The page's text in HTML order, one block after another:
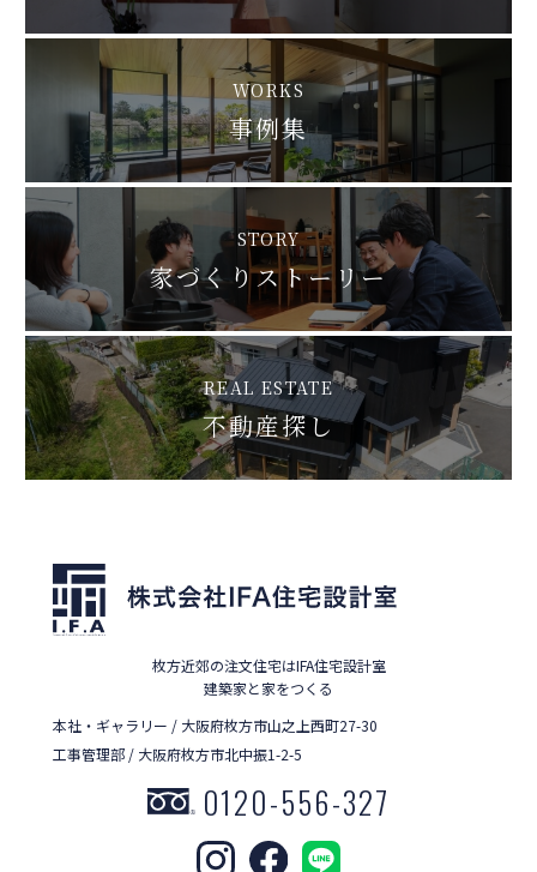
WORKS
事例集
STORY
家づくりストーリー
REAL ESTATE
不動産探し
枚方近郊の注文住宅はIFA住宅設計室
建築家と家をつくる
本社・ギャラリー / 大阪府枚方市山之上西町27-30
工事管理部 / 大阪府枚方市北中振1-2-5
0120-556-327